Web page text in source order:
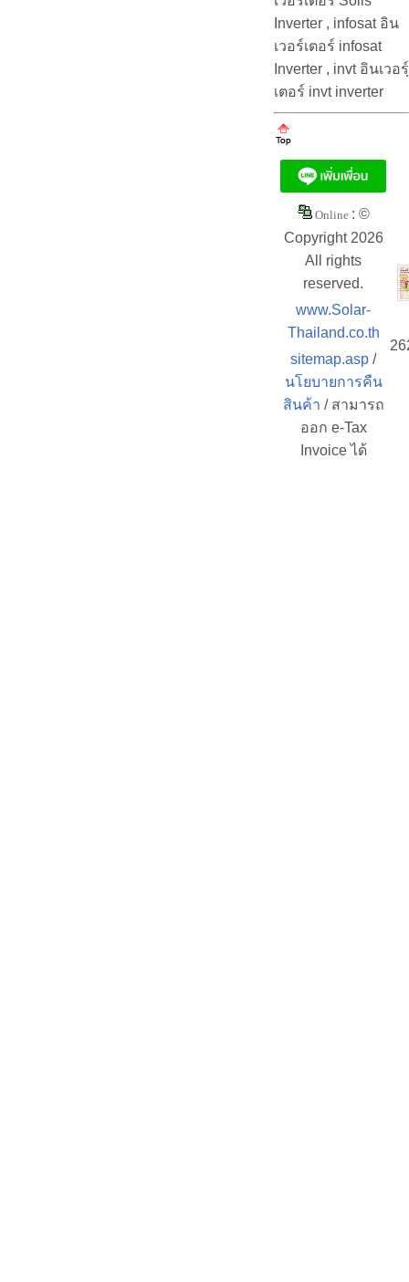
Inverter , infosat อิน
เวอร์เตอร์ infosat
Inverter , invt อินเวอร์ฺ
เตอร์ invt inverter
Online : ©
Copyright 2026
All rights
reserved.
www.Solar-
Thailand.co.th
sitemap.asp /
นโยบายการคืน
สินค้า / สามารถ
ออก e-Tax
Invoice ได้